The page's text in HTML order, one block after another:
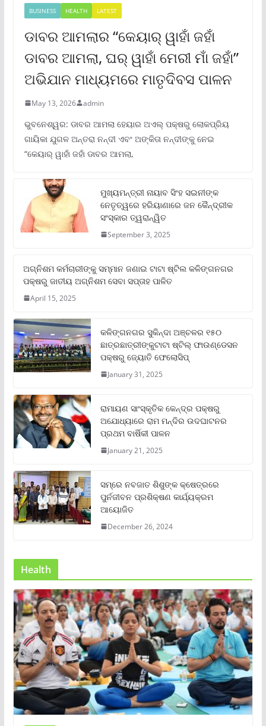
BUSINESS HEALTH LATEST
ଡାବର ଆମଲାର “କେୟାର୍ ୱାହାଁ ଜହାଁ
ଡାବର ଆମଲା, ଘର୍ ୱାହାଁ ମେରୀ ମାଁ ଜହାଁ”
ଅଭିଯାନ ମାଧ୍ୟମରେ ମାତୃଦିବସ ପାଳନ
May 13, 2026 admin
ଭୁବନେଶ୍ୱର: ଡାବର ଆମଲା ହେୟାର ଅଏଲ୍ ପକ୍ଷରୁ ଲୋକପ୍ରିୟ
ଗାୟିକା ଯୁଗଳ ଅନ୍ତରା ନନ୍ଦୀ ଏବଂ ଅଙ୍କିତା ନନ୍ଦୀଙ୍କୁ ନେଇ
“କେୟାର୍ ୱାହାଁ ଜହାଁ ଡାବର ଆମଲା,
ମୁଖ୍ୟମନ୍ତ୍ରୀ ନାୟାବ ସିଂହ ସଇନୀଙ୍କ
ନେତୃତ୍ୱରେ ହରିୟାଣାରେ ଜନ କୈନ୍ଦ୍ରୀକ
ସଂସ୍କାର ତ୍ୱରାନ୍ୱିତ
September 3, 2025
ଅଗ୍ନିଶମ କର୍ମଚାରୀଙ୍କୁ ସମ୍ମାନ ଜଣାଇ ଟାଟା ଷ୍ଟିଲ କଳିଙ୍ଗନଗର
ପକ୍ଷରୁ ଜାତୀୟ ଅଗ୍ନିଶମ ସେବା ସପ୍ତାହ ପାଳିତ
April 15, 2025
କଳିଙ୍ଗନଗର ସୁକିନ୍ଦା ଅଞ୍ଚଳର ୧୫୦
ଛାତ୍ରଛାତ୍ରୀଙ୍କୁଟାଟା ଷ୍ଟିଲ୍ ଫାଉଣ୍ଡେସନ
ପକ୍ଷରୁ ଜ୍ୟୋତି ଫେଲୋସିପ୍‌
January 31, 2025
ରାମାୟଣ ସାଂସ୍କୃତିକ କେନ୍ଦ୍ର ପକ୍ଷରୁ
ଅଯୋଧ୍ୟାରେ ରାମ ମନ୍ଦିର ଉଦଘାଟନର
ପ୍ରଥମ ବାର୍ଷିକୀ ପାଳନ
January 21, 2025
ସମ୍‌ରେ ନବଜାତ ଶିଶୁଙ୍କ କ୍ଷେତ୍ରରେ
ପୁର୍ନଜୀବନ ପ୍ରଶିକ୍ଷଣ କାର୍ଯ୍ୟକ୍ରମ
ଆୟୋଜିତ
December 26, 2024
Health